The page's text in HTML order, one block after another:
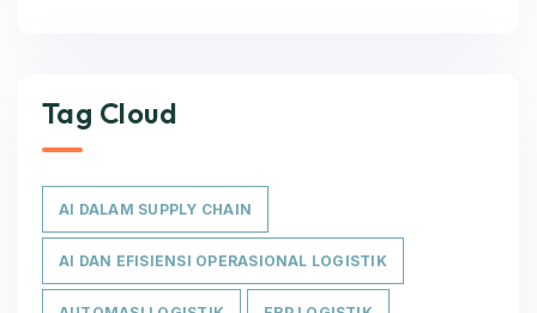
Tag Cloud
AI DALAM SUPPLY CHAIN
AI DAN EFISIENSI OPERASIONAL LOGISTIK